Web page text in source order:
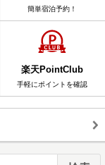
簡単宿泊予約！
楽天PointClub
手軽にポイントを確認